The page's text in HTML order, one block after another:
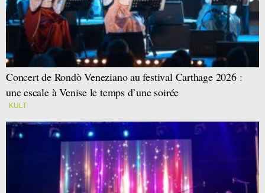
Concert de Rondò Veneziano au festival Carthage 2026 :
une escale à Venise le temps d’une soirée
KULT